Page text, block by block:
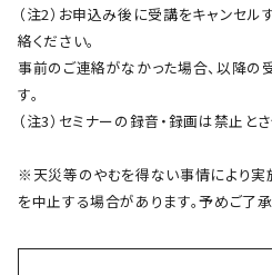
（注2）お申込み後に受講をキャンセル
絡ください。
事前のご連絡がなかった場合、以降の
す。
（注3）セミナーの録音・録画は禁止と
※天災等のやむを得ない事情により実
を中止する場合があります。予めご了承